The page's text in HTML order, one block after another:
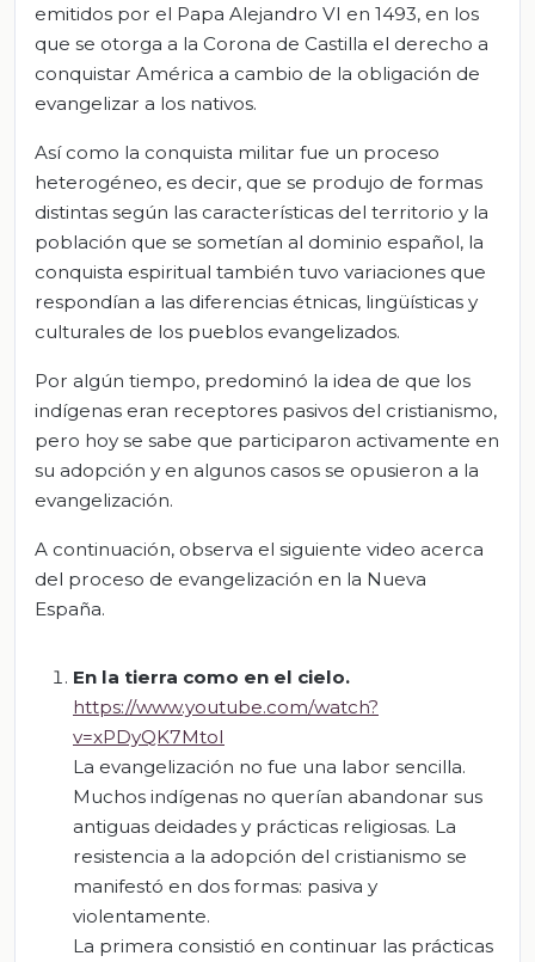
emitidos por el Papa Alejandro VI en 1493, en los
que se otorga a la Corona de Castilla el derecho a
conquistar América a cambio de la obligación de
evangelizar a los nativos.
Así como la conquista militar fue un proceso
heterogéneo, es decir, que se produjo de formas
distintas según las características del territorio y la
población que se sometían al dominio español, la
conquista espiritual también tuvo variaciones que
respondían a las diferencias étnicas, lingüísticas y
culturales de los pueblos evangelizados.
Por algún tiempo, predominó la idea de que los
indígenas eran receptores pasivos del cristianismo,
pero hoy se sabe que participaron activamente en
su adopción y en algunos casos se opusieron a la
evangelización.
A continuación, observa el siguiente video acerca
del proceso de evangelización en la Nueva
España.
En la tierra como en el cielo.
https://www.youtube.com/watch?
v=xPDyQK7MtoI
La evangelización no fue una labor sencilla.
Muchos indígenas no querían abandonar sus
antiguas deidades y prácticas religiosas. La
resistencia a la adopción del cristianismo se
manifestó en dos formas: pasiva y
violentamente.
La primera consistió en continuar las prácticas